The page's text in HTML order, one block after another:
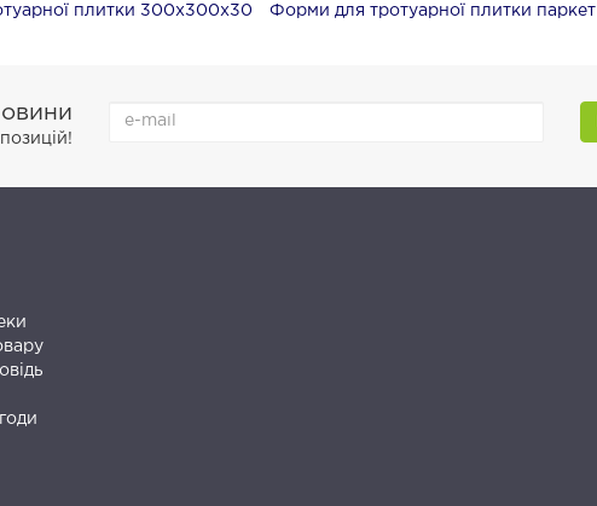
плитки 300х300х30
Форми для тротуарної плитки паркет